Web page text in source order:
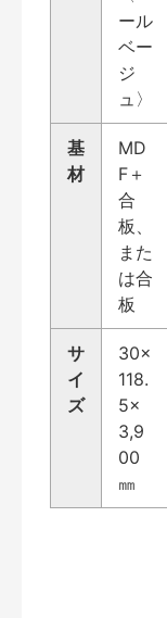
ール
ベー
ジ
ュ〉
基
材
MD
F＋
合
板、
また
は合
板
サ
イ
ズ
30×
118.
5×
3,9
00
㎜